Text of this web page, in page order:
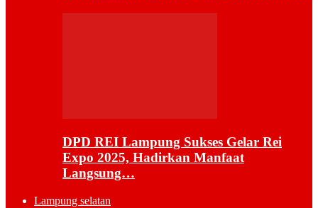
DPD REI Lampung Sukses Gelar Rei
Expo 2025, Hadirkan Manfaat
Langsung…
Lampung selatan